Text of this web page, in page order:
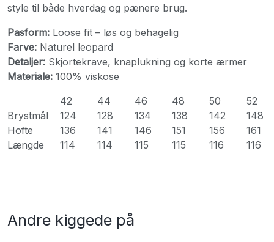
style til både hverdag og pænere brug.
Pasform: Loose fit – løs og behagelig
Farve: Naturel leopard
Detaljer: Skjortekrave, knaplukning og korte ærmer
Materiale: 100% viskose
42
44 46 48 50
52
Brystmål
124 128 134 138 142
148
Hofte
136 141 146 151 156
161
Længde
114 114 115 115 116 116
Andre kiggede på